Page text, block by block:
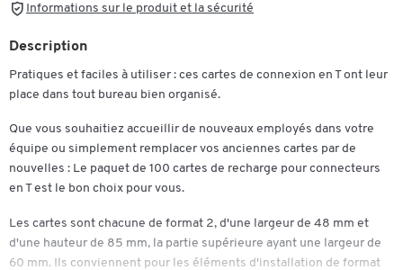
Informations sur le produit et la sécurité
Description
Pratiques et faciles à utiliser : ces cartes de connexion en T ont leur
place dans tout bureau bien organisé.
Que vous souhaitiez accueillir de nouveaux employés dans votre
équipe ou simplement remplacer vos anciennes cartes par de
nouvelles : Le paquet de 100 cartes de recharge pour connecteurs
en T est le bon choix pour vous.
Les cartes sont chacune de format 2, d'une largeur de 48 mm et
d'une hauteur de 85 mm, la partie supérieure ayant une largeur de
60 mm. Ils conviennent pour les éléments d'installation de format